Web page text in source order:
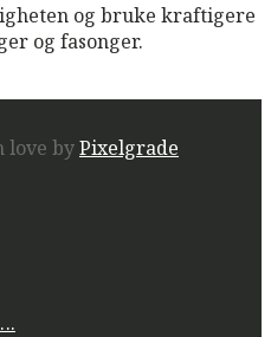
og bruke kraftigere
og fasonger.
love byPixelgrade